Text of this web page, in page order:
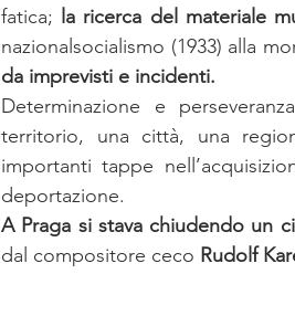
fatica; la ricerca del materiale
nazionalsocialismo (1933) alla
da imprevisti e incidenti.
Determinazione e
territorio, una città, una
importanti tappe
deportazione.
A Praga si stava chiudendo un
dal compositore ceco Rudolf